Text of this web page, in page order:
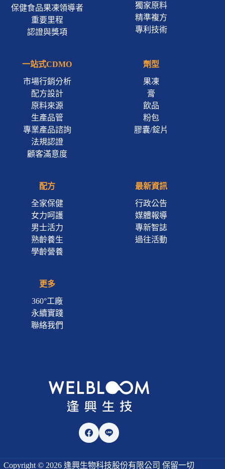
保健食品果凍領導者
重要里程
認證與獎項
獨家原料
精準複方
專利技術
一站式CDMO
市場行銷分析
配方設計
原料來源
生產品管
專業產品諮詢
法規認證
顧客滿意度
劑型
果凍
膏
飲品
粉包
膠囊/錠片
配方
全家保健
女力呵護
男士活力
熟齡養生
學齡營養
最新資訊
行政公告
媒體報導
專新智誌
過往活動
更多
360°工廠
永續實踐
聯絡我們
Copyright © 2026 逢興生物科技股份有限公司 保留一切